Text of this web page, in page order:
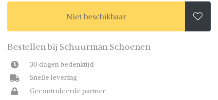
Niet beschikbaar 
Bestellen bij Schuurman Schoenen
30 dagen bedenktijd
Snelle levering
Gecontroleerde partner